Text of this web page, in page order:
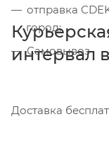
отправка
город;
Самовывоз
интервал
Доставка